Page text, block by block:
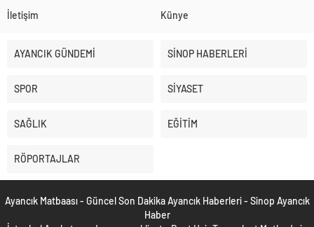
İletişim Künye
AYANCIK GÜNDEMİ SİNOP HABERLERİ
SPOR SİYASET
SAĞLIK EĞİTİM
RÖPORTAJLAR
Ayancık Matbaası - Güncel Son Dakika Ayancık Haberleri - Sinop Ayancık
Haber